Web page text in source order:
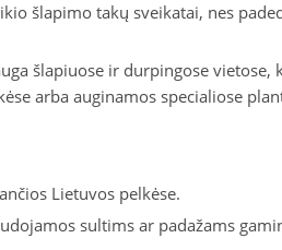
šlapimo takų sveikatai, nes
šlapiuose ir durpingose vietose,
arba auginamos specialiose
Lietuvos pelkėse.
sultims ar padažams